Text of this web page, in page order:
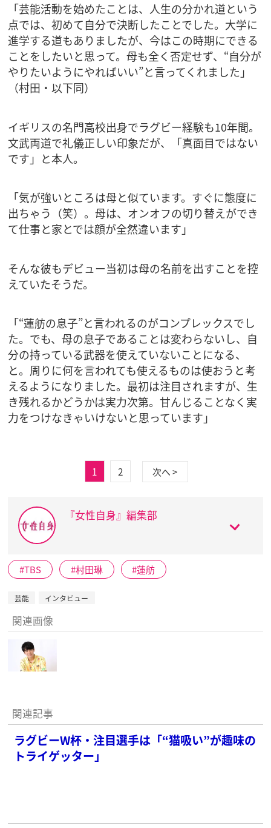
「芸能活動を始めたことは、人生の分かれ道という
点では、初めて自分で決断したことでした。大学に
進学する道もありましたが、今はこの時期にできる
ことをしたいと思って。母も全く否定せず、“自分が
やりたいようにやればいい”と言ってくれました」
（村田・以下同）
イギリスの名門高校出身でラグビー経験も10年間。
文武両道で礼儀正しい印象だが、「真面目ではない
です」と本人。
「気が強いところは母と似ています。すぐに態度に
出ちゃう（笑）。母は、オンオフの切り替えができ
て仕事と家とでは顔が全然違います」
そんな彼もデビュー当初は母の名前を出すことを控
えていたそうだ。
「“蓮舫の息子”と言われるのがコンプレックスでし
た。でも、母の息子であることは変わらないし、自
分の持っている武器を使えていないことになる、
と。周りに何を言われても使えるものは使おうと考
えるようになりました。最初は注目されますが、生
き残れるかどうかは実力次第。甘んじることなく実
力をつけなきゃいけないと思っています」
1 2 次へ >
『女性自身』編集部
TBS 村田琳 蓮舫
芸能 インタビュー
関連画像
関連記事
ラグビーW杯・注目選手は「“猫吸い”が趣味の
トライゲッター」